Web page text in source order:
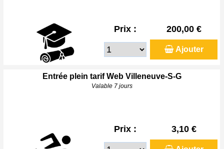
Prix : 200,00 €
Ajouter
Entrée plein tarif Web Villeneuve-S-G
Valable 7 jours
Prix : 3,10 €